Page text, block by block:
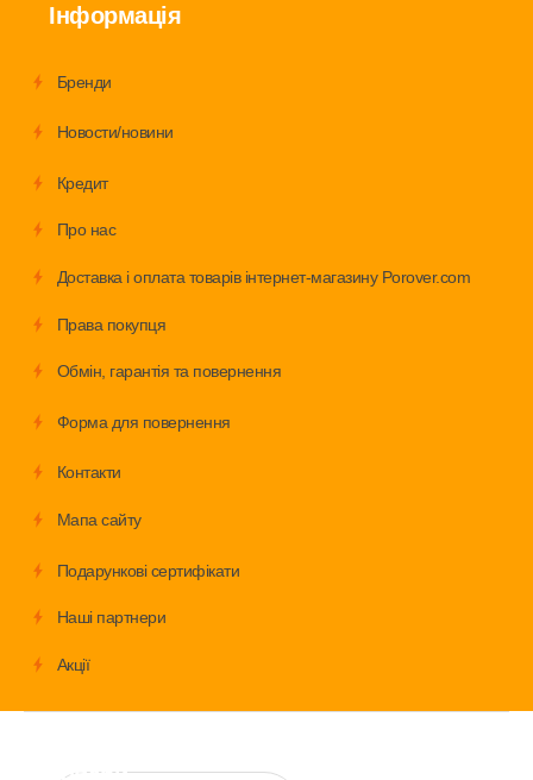
Інформація
Бренди
Новости/новини
Кредит
Про нас
Доставка і оплата товарів інтернет-магазину Porover.com
Права покупця
Обмiн, гарантія та повернення
Форма для повернення
Контакти
Мапа сайту
Подарункові сертифікати
Наші партнери
Акції
товари